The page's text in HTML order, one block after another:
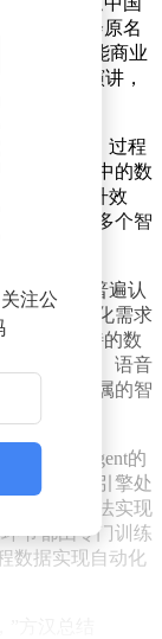
，本届年会原名
——共创智能商业
并发表演讲，
讨。
方汉强调，过程
业务流程中的数
能显著提升效
通过串联多个智
当前市场普遍认
域的专业化需求
都有其独特的数
语种转换、语音
赖行业专属的智
解了AI Agent的
语言翻译引擎处
型同步算法实现
节都由专门训练
数据实现自动化
注公